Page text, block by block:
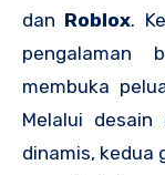
dan Roblox.
pengalaman
membuka
Melalui
dinamis, kedua